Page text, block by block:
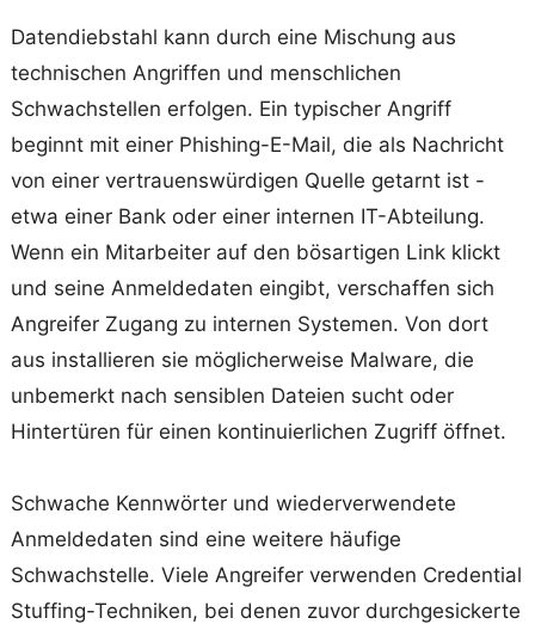
Datendiebstahl kann durch eine Mischung aus
technischen Angriffen und menschlichen
Schwachstellen erfolgen. Ein typischer Angriff
beginnt mit einer Phishing-E-Mail, die als Nachricht
von einer vertrauenswürdigen Quelle getarnt ist -
etwa einer Bank oder einer internen IT-Abteilung.
Wenn ein Mitarbeiter auf den bösartigen Link klickt
und seine Anmeldedaten eingibt, verschaffen sich
Angreifer Zugang zu internen Systemen. Von dort
aus installieren sie möglicherweise Malware, die
unbemerkt nach sensiblen Dateien sucht oder
Hintertüren für einen kontinuierlichen Zugriff öffnet.
Schwache Kennwörter und wiederverwendete
Anmeldedaten sind eine weitere häufige
Schwachstelle. Viele Angreifer verwenden Credential
Stuffing-Techniken, bei denen zuvor durchgesickerte